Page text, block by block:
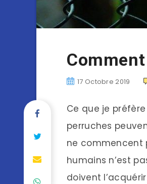
17 Octobre 2019
Ce que je
perruches
ne commencent
humains n’est
doivent